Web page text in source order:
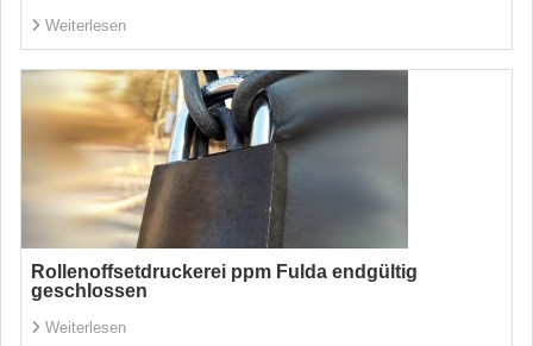
Weiterlesen
Rollenoffsetdruckerei ppm Fulda endgültig
geschlossen
Weiterlesen